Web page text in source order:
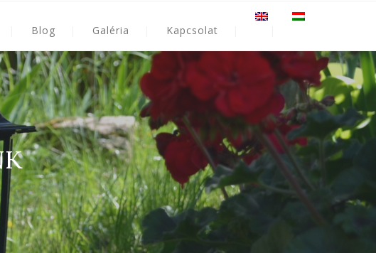
Blog Galéria Kapcsolat